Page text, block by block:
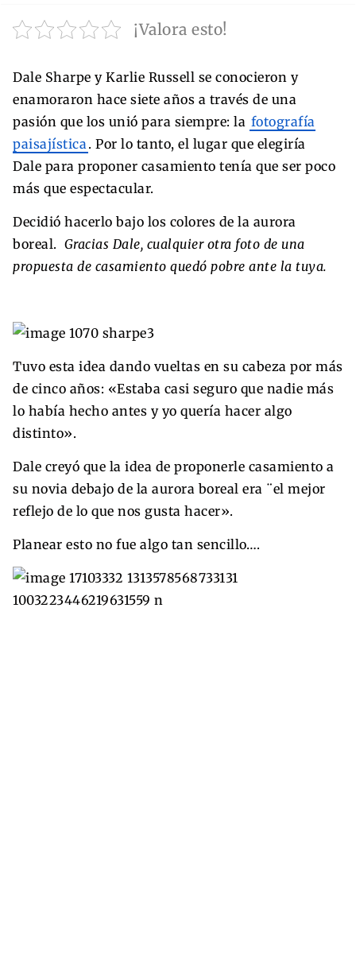
¡Valora esto!
Dale Sharpe y Karlie Russell se conocieron y
enamoraron hace siete años a través de una
pasión que los unió para siempre: la fotografía
paisajística . Por lo tanto, el lugar que elegiría
Dale para proponer casamiento tenía que ser poco
más que espectacular.
Decidió hacerlo bajo los colores de la aurora
boreal. Gracias Dale, cualquier otra foto de una
propuesta de casamiento quedó pobre ante la tuya.
Tuvo esta idea dando vueltas en su cabeza por más
de cinco años: «Estaba casi seguro que nadie más
lo había hecho antes y yo quería hacer algo
distinto».
Dale creyó que la idea de proponerle casamiento a
su novia debajo de la aurora boreal era ¨el mejor
reflejo de lo que nos gusta hacer».
Planear esto no fue algo tan sencillo….